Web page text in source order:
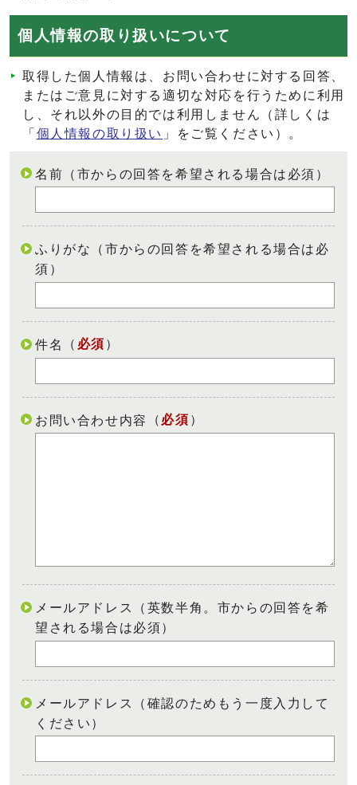
個人情報の取り扱いについて
取得した個人情報は、お問い合わせに対する回答、
またはご意見に対する適切な対応を行うために利用
し、それ以外の目的では利用しません（詳しくは
「 個人情報の取り扱い 」をご覧ください）。
名前（市からの回答を希望される場合は必須）
ふりがな（市からの回答を希望される場合は必
須）
件名 （ 必須 ）
お問い合わせ内容 （ 必須 ）
メールアドレス（英数半角。市からの回答を希
望される場合は必須）
メールアドレス（確認のためもう一度入力して
ください）